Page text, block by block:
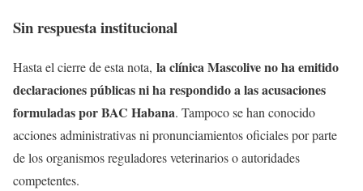
Sin respuesta institucional
Hasta el cierre de esta nota, la clínica Mascolive no ha emitido
declaraciones públicas ni ha respondido a las acusaciones
formuladas por BAC Habana. Tampoco se han conocido
acciones administrativas ni pronunciamientos oficiales por parte
de los organismos reguladores veterinarios o autoridades
competentes.